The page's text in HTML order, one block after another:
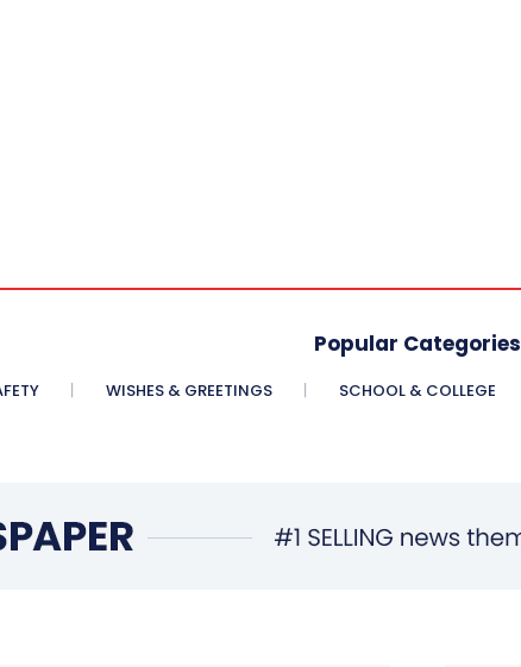
Popular Categories
WISHES & GREETINGS SCHOOL & COLLEGE